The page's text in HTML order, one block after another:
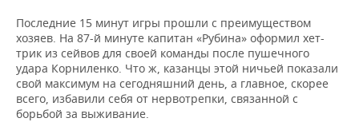
Последние 15 минут игры прошли с преимуществом
хозяев. На 87-й минуте капитан «Рубина» оформил хет-
трик из сейвов для своей команды после пушечного
удара Корниленко. Что ж, казанцы этой ничьей показали
свой максимум на сегодняшний день, а главное, скорее
всего, избавили себя от нервотрепки, связанной с
борьбой за выживание.